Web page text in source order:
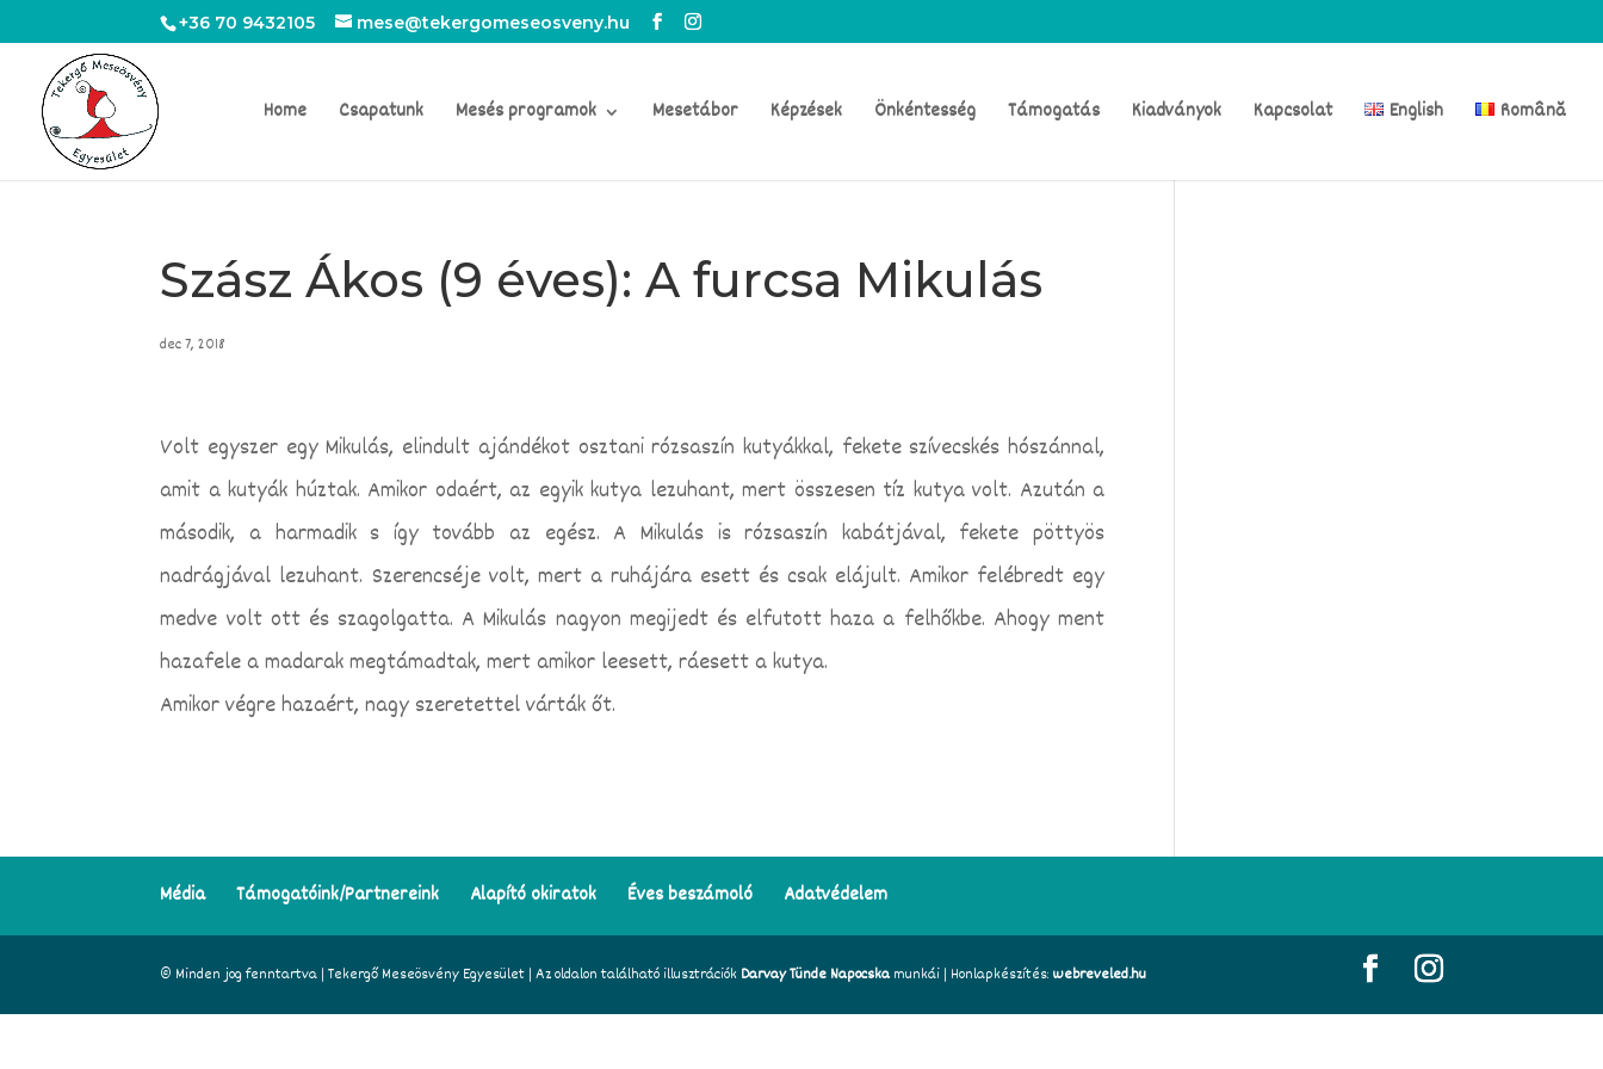
+36 70 9432105 mese@tekergomeseosveny.hu
Home Csapatunk Mesés programok Mesetábor Képzések Önkéntesség Támogatás Kiadványok Kapcsolat English Română
Szász Ákos (9 éves): A furcsa Mikulás
dec 7, 2018
Volt egyszer egy Mikulás, elindult ajándékot osztani rózsaszín kutyákkal, fekete szívecskés hószánnal,
amit a kutyák húztak. Amikor odaért, az egyik kutya lezuhant, mert összesen tíz kutya volt. Azután a
második, a harmadik s így tovább az egész. A Mikulás is rózsaszín kabátjával, fekete pöttyös
nadrágjával lezuhant. Szerencséje volt, mert a ruhájára esett és csak elájult. Amikor felébredt egy
medve volt ott és szagolgatta. A Mikulás nagyon megijedt és elfutott haza a felhőkbe. Ahogy ment
hazafele a madarak megtámadtak, mert amikor leesett, ráesett a kutya.
Amikor végre hazaért, nagy szeretettel várták őt.
Média Támogatóink/Partnereink Alapító okiratok Éves beszámoló Adatvédelem
© Minden jog fenntartva | Tekergő Meseösvény Egyesület | Az oldalon található illusztrációk Darvay Tünde Napocskamunkái | Honlapkészítés: webreveled.hu